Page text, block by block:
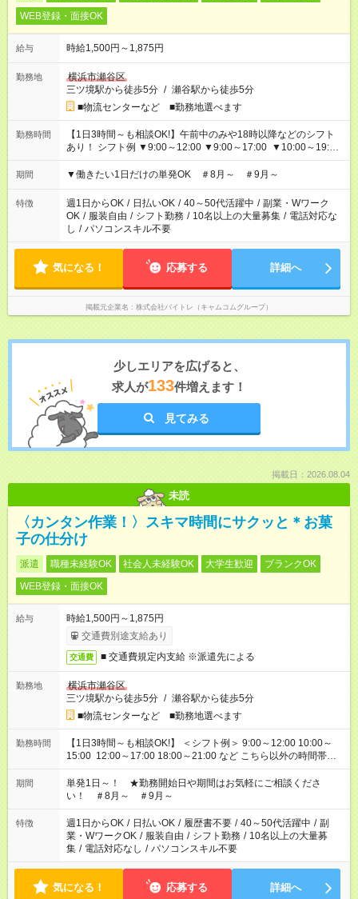
WEB登録・面接OK
給与 時給1,500円～1,875円
勤務地
横浜市瀬谷区
三ツ境駅から徒歩5分 / 瀬谷駅から徒歩5分
■物流センターなど ■勤務地選べます
勤務時間
【1日3時間～も相談OK!】午前中のみや18時以降などのシフト
あり！ シフト例 ▼9:00～12:00 ▼9:00～17:00 ▼10:00～19:00
▼18:00～21:00
期間 ▼働きたい1日だけの単発OK ＃8月～ ＃9月～
特徴 週1日からOK / 日払いOK / 40～50代活躍中 / 副業・Wワーク
OK / 服装自由 / シフト勤務 / 10名以上の大量募集 / 電話対応な
し / パソコンスキル不要
気になる！ 応募する 詳細へ
掲載元企業名 株式会社バイトレ（キャムコムグループ）
少しエリアを広げると、
求人が133件増えます！
見てみる
掲載日：2026.08.04
未読
〈カンタン作業！〉スキマ時間にサクッと＊お菓
子の仕分け
派遣 職種未経験OK 社会人未経験OK 大学生歓迎
ブランクOK
WEB登録・面接OK
給与
時給1,500円～1,875円
交通費別途支給あり
交通費 ■ 交通費規定内支給 ※派遣先による
勤務地
横浜市瀬谷区
三ツ境駅から徒歩5分 / 瀬谷駅から徒歩5分
■物流センターなど ■勤務地選べます
勤務時間
【1日3時間～も相談OK!】 ＜シフト例＞ 9:00～12:00 10:00～
15:00 12:00～17:00 18:00～21:00 など こちら以外の時間帯も
お気軽にご相談ください！
期間
単発1日～！ ★勤務開始日や期間はお気軽にご相談くださ
い！ ＃8月～ ＃9月～
特徴 週1日からOK / 日払いOK / 履歴書不要 / 40～50代活躍中 / 副
業・WワークOK / 服装自由 / シフト勤務 / 10名以上の大量募
集 / 電話対応なし / パソコンスキル不要
気になる！ 応募する 詳細へ